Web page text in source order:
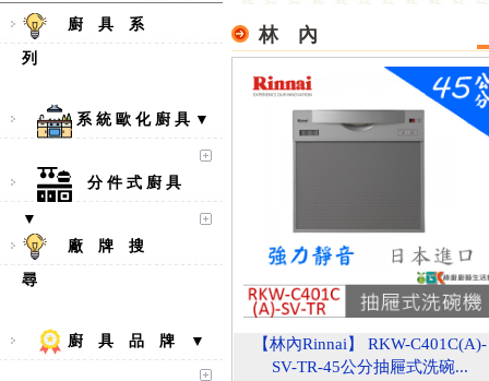
廚 具 系
列
系 統 歐 化 廚 具 ▼
分 件 式 廚 具
▼
廠 牌 搜
尋
廚 具 品 牌 ▼
林 內
【林內Rinnai】 RKW-C401C(A)-
SV-TR-45公分抽屜式洗碗...